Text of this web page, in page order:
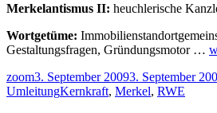
Merkelantismus II: heuchlerische
Wortgetüme:
Gestaltungsfragen, Gründungsmotor …
Autor
zoomVeröffentlicht
am
3. September 20093. September
UmleitungSchlagwörter
Kernkraft, Merkel, RWE